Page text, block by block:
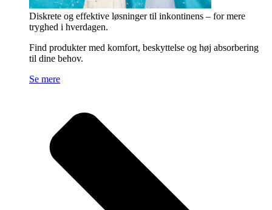
Diskrete og effektive løsninger til inkontinens – for mere
tryghed i hverdagen.
Find produkter med komfort, beskyttelse og høj absorbering
til dine behov.
Se mere